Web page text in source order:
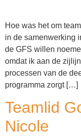
Hoe was het om
in de samenwerking
de GFS willen
omdat ik aan de
processen van de
programma zorgt […]
Teamlid
Nicole